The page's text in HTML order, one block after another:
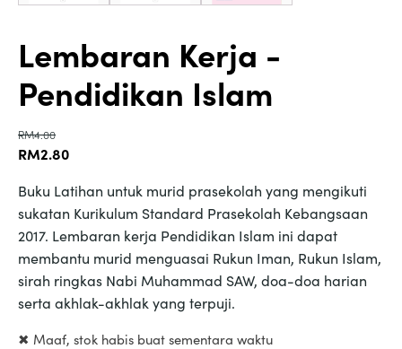
Lembaran Kerja -
Pendidikan Islam
RM4.00
Original
was:
RM4.00.
RM2.80Current
is:
RM2.80.
Buku Latihan untuk murid prasekolah yang mengikuti
sukatan Kurikulum Standard Prasekolah Kebangsaan
2017. Lembaran kerja Pendidikan Islam ini dapat
membantu murid menguasai Rukun Iman, Rukun Islam,
sirah ringkas Nabi Muhammad SAW, doa-doa harian
serta akhlak-akhlak yang terpuji.
✖ Maaf, stok habis buat sementara waktu